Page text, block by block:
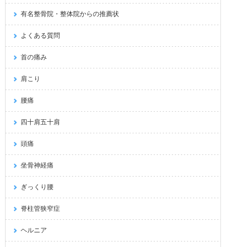
有名整骨院・整体院からの推薦状
よくある質問
首の痛み
肩こり
腰痛
四十肩五十肩
頭痛
坐骨神経痛
ぎっくり腰
脊柱管狭窄症
ヘルニア